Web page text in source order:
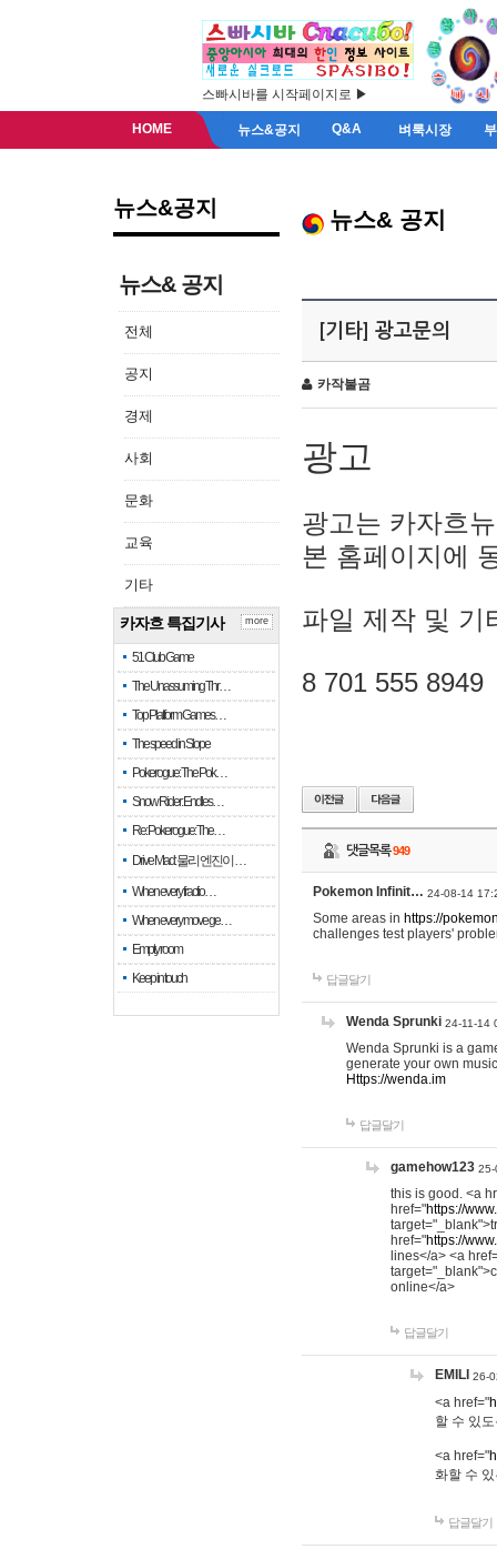
스빠시바를 시작페이지로 ▶
HOME 뉴스&공지 Q&A 벼룩시장
뉴스&공지
뉴스& 공지
전체
공지
경제
사회
문화
교육
기타
카자흐 특집기사
51 Club Game
The Unassuming Thr…
Top Platform Games…
The speed in Slope
Pokerogue: The Pok…
Snow Rider: Endles…
Re: Pokerogue: The…
Drive Mad: 물리 엔진이 …
When every fractio…
When every move ge…
Empty room
Keep in touch
more
뉴스& 공지
[기타] 광고문의
카작불곰
광고
광고는 카자흐
본 홈페이지에
파일 제작 및 기
8 701 555 8949
댓글목록949
Pokemon Infinit… 24-08-14
Some areas in https://
challenges test players'
답글달기
Wenda Sprunki 24-11-14
Wenda Sprunki is a
generate your own
Https://wenda.im
답글달기
gamehow123 25-
this is good. <a
href="https://
href="https://
lines</a> <a
online</a>
답글달기
EMILI 26-
<a href="
할 수 있
<a href="
화할 수
답글달기